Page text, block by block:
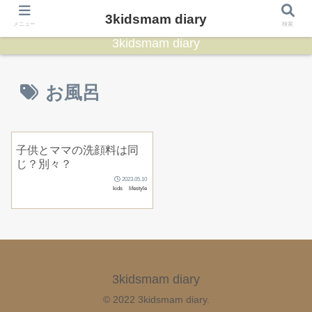
3kidsmam diary
お風呂
子供とママの洗顔料は同
じ？別々？
2023.05.10
kids
lifestyle
3kidsmam diary
© 2022 3kidsmam diary.
メニュー 3kidsmam diary 検索